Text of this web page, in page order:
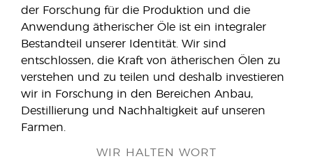
der Forschung für die Produktion und die
Anwendung ätherischer Öle ist ein integraler
Bestandteil unserer Identität. Wir sind
entschlossen, die Kraft von ätherischen Ölen zu
verstehen und zu teilen und deshalb investieren
wir in Forschung in den Bereichen Anbau,
Destillierung und Nachhaltigkeit auf unseren
Farmen.
WIR HALTEN WORT